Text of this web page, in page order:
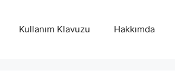
Kullanım Klavuzu Hakkımda